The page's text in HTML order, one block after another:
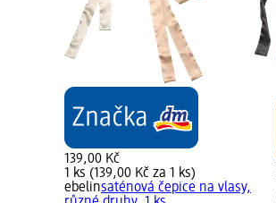
139,00 Kč
1 ks (139,00 Kč za 1 ks)
ebelinsaténová čepice na vlasy,